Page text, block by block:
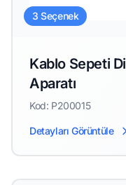
3 Seçenek
Kablo Sepeti
Aparatı
Kod: P200015
Detayları Görüntüle